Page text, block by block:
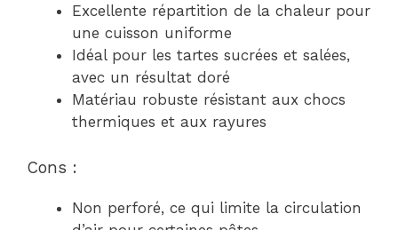
Excellente répartition de la chaleur pour
une cuisson uniforme
Idéal pour les tartes sucrées et salées,
avec un résultat doré
Matériau robuste résistant aux chocs
thermiques et aux rayures
Cons :
Non perforé, ce qui limite la circulation